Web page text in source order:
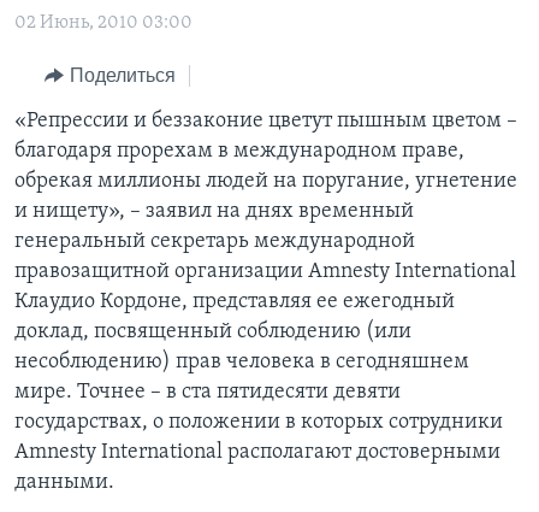
Перейти
поиск
ПОЧЕМУ ЭТО ВАЖНО?
ДИСКУССИЯ VOA
ДЕТАЛИ
НЬЮ-ЙОРК NEW YORK
АМЕРИКА. БОЛЬШОЕ ПУТЕШЕСТВИЕ
А КАК В АМЕРИКЕ?
АРТЕФАКТЫ
АМЕРИКАНСКИЕ ГОРОДКИ
ТЕСТЫ
ФАКТЫ ПРОТИВ ФЕЙКОВ
ЗА СВОБОДУ ПРЕССЫ
УЧИМ АНГЛИЙСКИЙ
ВИДЕО
ПОДПИСКА НА НОВОСТИ
Learning English
СОЦИАЛЬНЫЕ СЕТИ
Языки
02 Июнь, 2010 03:00
Поделиться
«Репрессии и беззаконие цветут пышным цветом –
благодаря прорехам в международном праве,
обрекая миллионы людей на поругание, угнетение
и нищету», – заявил на днях временный
генеральный секретарь международной
правозащитной организации Amnesty International
Клаудио Кордоне, представляя ее ежегодный
доклад, посвященный соблюдению (или
несоблюдению) прав человека в сегодняшнем
мире. Точнее – в ста пятидесяти девяти
государствах, о положении в которых сотрудники
Amnesty International располагают достоверными
данными.